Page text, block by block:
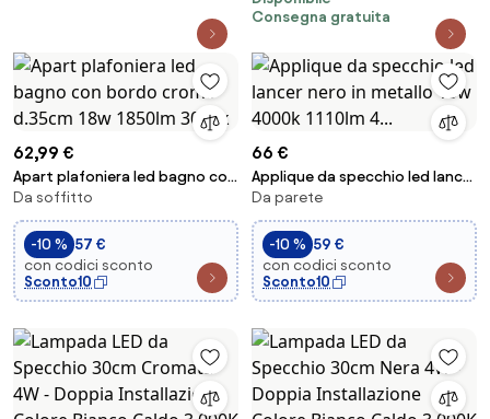
Consegna gratuita
62,99 €
Apart plafoniera led bagno con
bordo cromo d.35cm 18w
1850lm 3000k
Da soffitto
-10 % 57 €
con codici sconto
Sconto10
66 €
Applique da specchio led lancer
nero in metallo 10w 4000k
1110lm 4...
Da parete
-10 % 59 €
con codici sconto
Sconto10